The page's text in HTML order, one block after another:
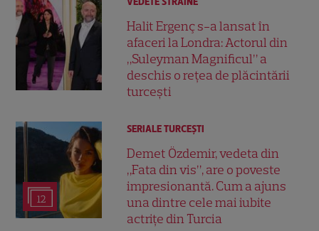
Halit Ergenç s-a lansat în
afaceri la Londra: Actorul din
„Suleyman Magnificul” a
deschis o rețea de plăcintării
turcești
12
SERIALE TURCEŞTI
Demet Özdemir, vedeta din
„Fata din vis”, are o poveste
impresionantă. Cum a ajuns
una dintre cele mai iubite
actrițe din Turcia